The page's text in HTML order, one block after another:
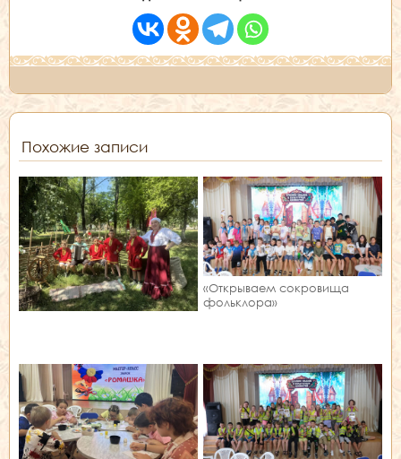
Похожие записи
«Открываем сокровища
фольклора»